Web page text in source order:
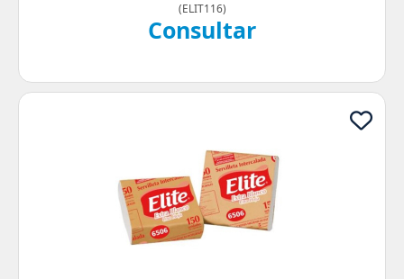
(ELIT116)
Consultar